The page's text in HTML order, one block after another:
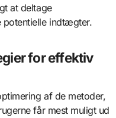
at deltage
potentielle indtægter.
for effektiv
af de metoder,
får mest muligt ud